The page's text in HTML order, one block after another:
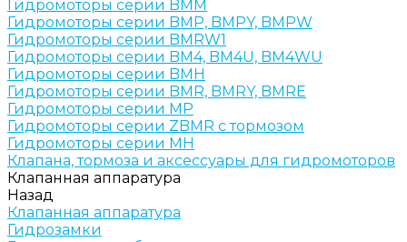
Гидромоторы серии BMM
Гидромоторы серии BMP, BMPY, BMPW
Гидромоторы серии BMRW1
Гидромоторы серии BМ4, BM4U, BМ4WU
Гидромоторы серии BМH
Гидромоторы серии BМR, BMRY, BМRE
Гидромоторы серии MP
Гидромоторы серии ZBMR с тормозом
Гидромоторы серии МH
Клапана, тормоза и аксессуары для гидромоторов
Клапанная аппаратура
Назад
Клапанная аппаратура
Гидрозамки